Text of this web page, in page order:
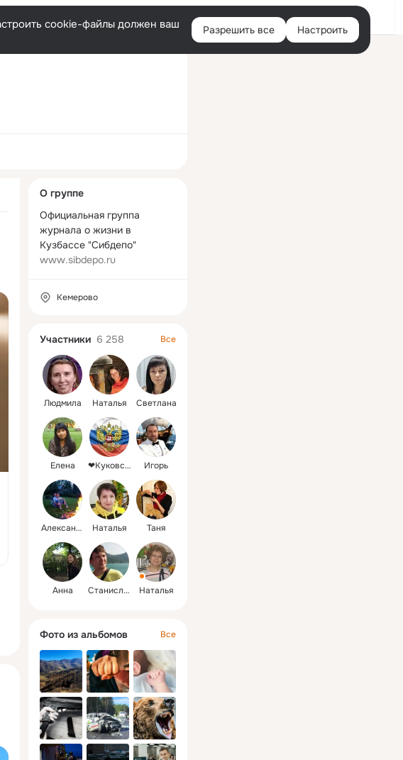
Войти
cookie-файлы должен ваш
Разрешить все Настроить
колонка
О группе
Официальная группа
журнала о жизни в
www.sibdepo.ru
Кемерово
Участники 6 258 Все
Людмила Наталья Светлана
Елена ❤Куковскаяஇ🇷🇺 Игорь
Александр Наталья Таня
Анна Станислав Наталья
Фото из альбомов Все